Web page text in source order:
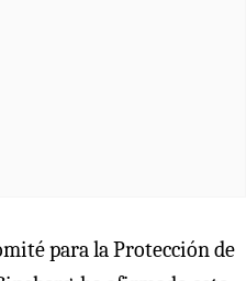
para la Protección de